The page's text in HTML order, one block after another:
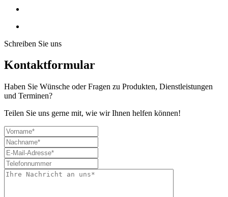
Schreiben Sie uns
Kontaktformular
Haben Sie Wünsche oder Fragen zu Produkten, Dienstleistungen
und Terminen?
Teilen Sie uns gerne mit, wie wir Ihnen helfen können!